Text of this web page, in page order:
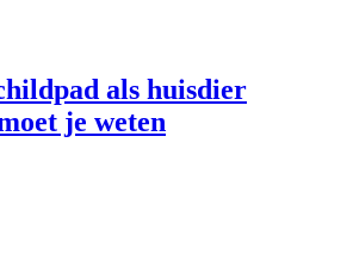
als huisdier
je weten